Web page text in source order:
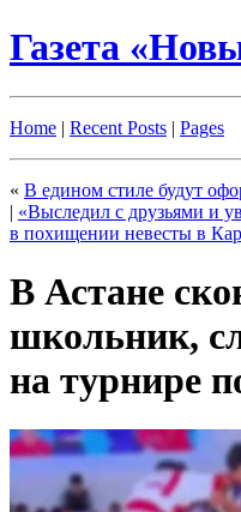
Газета
Home | Recent Posts | Pages
« В едином стиле будут
| «Выследил с друзьями и
в похищении невесты в
В Астане
школьник,
на турнире